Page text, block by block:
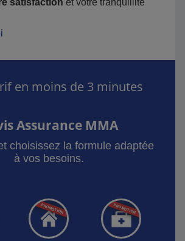
satisfaction et votre tranquillité
en moins de 3 minutes
Assurance MMA
choisissez la formule adaptée
à vos besoins.